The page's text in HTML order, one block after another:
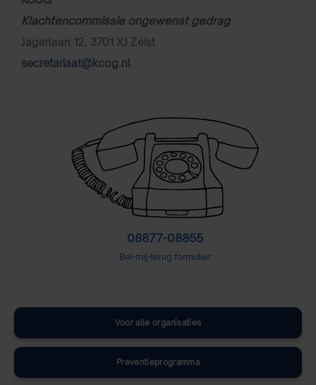
Klachtencommissie ongewenst gedrag
Jagerlaan 12, 3701 XJ Zeist
secretariaat@kcog.nl
08877-08855
Bel-mij-terug formulier
Voor alle organisaties
Preventieprogramma